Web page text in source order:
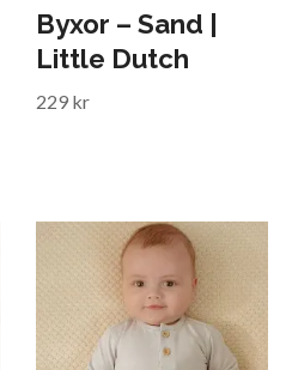
Byxor – Sand |
Little Dutch
229 kr